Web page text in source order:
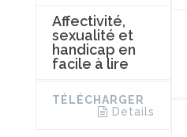
Affectivité,
sexualité et
handicap en
facile à lire
TÉLÉCHARGER
Details